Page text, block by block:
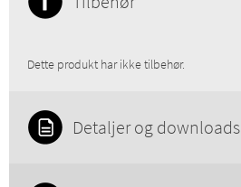
Dette produkt har ikke tilbehør.
Detaljer og downloads